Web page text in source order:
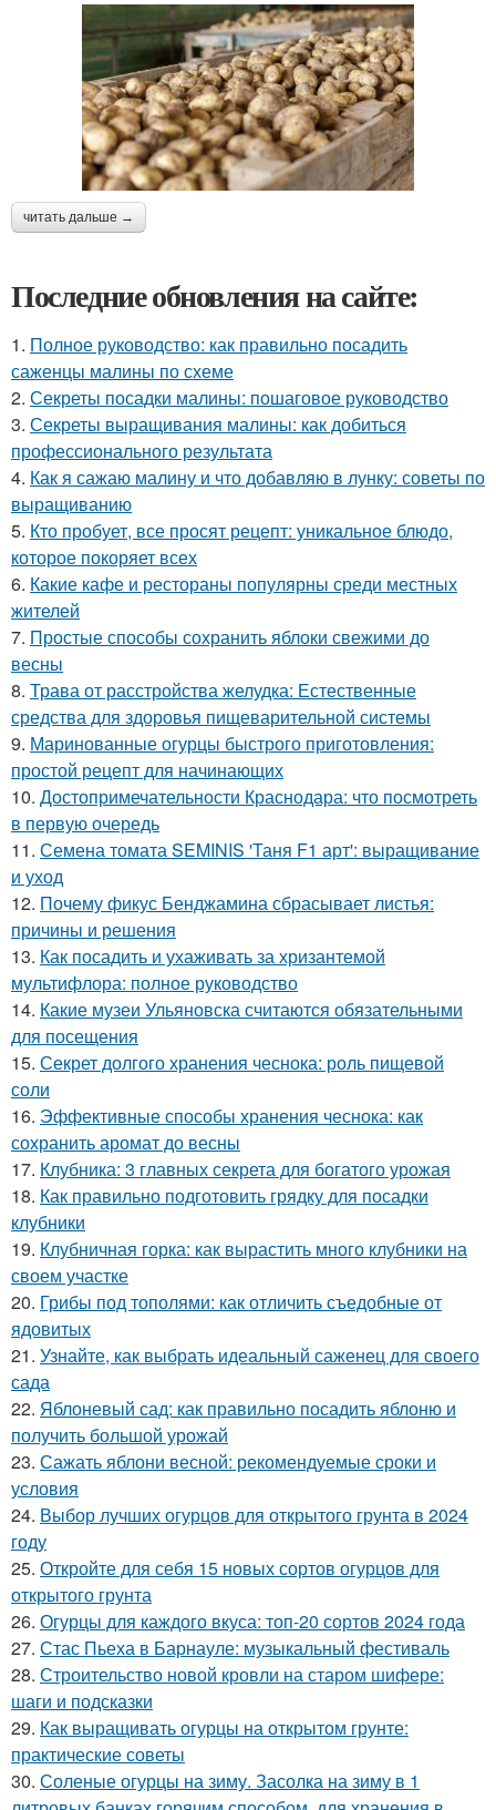
читать дальше →
Последние обновления на сайте:
1. Полное руководство: как правильно посадить
саженцы малины по схеме
2. Секреты посадки малины: пошаговое руководство
3. Секреты выращивания малины: как добиться
профессионального результата
4. Как я сажаю малину и что добавляю в лунку: советы по
выращиванию
5. Кто пробует, все просят рецепт: уникальное блюдо,
которое покоряет всех
6. Какие кафе и рестораны популярны среди местных
жителей
7. Простые способы сохранить яблоки свежими до
весны
8. Трава от расстройства желудка: Естественные
средства для здоровья пищеварительной системы
9. Маринованные огурцы быстрого приготовления:
простой рецепт для начинающих
10. Достопримечательности Краснодара: что посмотреть
в первую очередь
11. Семена томата SEMINIS 'Таня F1 арт': выращивание
и уход
12. Почему фикус Бенджамина сбрасывает листья:
причины и решения
13. Как посадить и ухаживать за хризантемой
мультифлора: полное руководство
14. Какие музеи Ульяновска считаются обязательными
для посещения
15. Секрет долгого хранения чеснока: роль пищевой
соли
16. Эффективные способы хранения чеснока: как
сохранить аромат до весны
17. Клубника: 3 главных секрета для богатого урожая
18. Как правильно подготовить грядку для посадки
клубники
19. Клубничная горка: как вырастить много клубники на
своем участке
20. Грибы под тополями: как отличить съедобные от
ядовитых
21. Узнайте, как выбрать идеальный саженец для своего
сада
22. Яблоневый сад: как правильно посадить яблоню и
получить большой урожай
23. Сажать яблони весной: рекомендуемые сроки и
условия
24. Выбор лучших огурцов для открытого грунта в 2024
году
25. Откройте для себя 15 новых сортов огурцов для
открытого грунта
26. Огурцы для каждого вкуса: топ-20 сортов 2024 года
27. Стас Пьеха в Барнауле: музыкальный фестиваль
28. Строительство новой кровли на старом шифере:
шаги и подсказки
29. Как выращивать огурцы на открытом грунте:
практические советы
30. Соленые огурцы на зиму. Засолка на зиму в 1